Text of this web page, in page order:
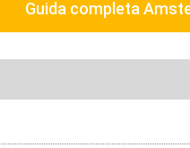
Guida completa